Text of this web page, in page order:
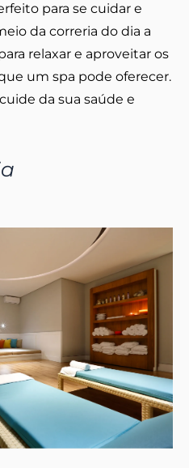
para se cuidar e
da correria do dia a
relaxar e aproveitar os
um spa pode oferecer.
da sua saúde e